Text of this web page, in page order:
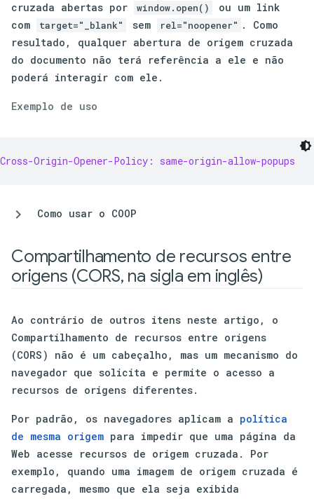
cruzada abertas por
window.open()
ou um link
com
target="_blank" sem rel="noopener" . Como
resultado, qualquer abertura de origem cruzada
do documento não terá referência a ele e não
poderá interagir com ele.
Exemplo de uso
Cross-Origin-Opener-Policy: same-origin-allow-popups
Como usar o COOP
Compartilhamento de recursos entre
origens (CORS, na sigla em inglês)
Ao contrário de outros itens neste artigo, o
Compartilhamento de recursos entre origens
(CORS) não é um cabeçalho, mas um mecanismo do
navegador que solicita e permite o acesso a
recursos de origens diferentes.
Por padrão, os navegadores aplicam a política
de mesma origem para impedir que uma página da
Web acesse recursos de origem cruzada. Por
exemplo, quando uma imagem de origem cruzada é
carregada, mesmo que ela seja exibida